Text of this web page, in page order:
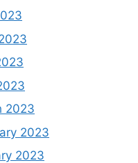
2023
2023
2023